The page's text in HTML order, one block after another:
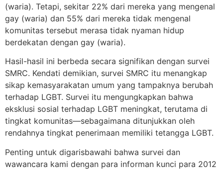
(waria). Tetapi, sekitar 22% dari mereka yang mengenal
gay (waria) dan 55% dari mereka tidak mengenal
komunitas tersebut merasa tidak nyaman hidup
berdekatan dengan gay (waria).
Hasil-hasil ini berbeda secara signifikan dengan survei
SMRC. Kendati demikian, survei SMRC itu menangkap
sikap kemasyarakatan umum yang tampaknya berubah
terhadap LGBT. Survei itu mengungkapkan bahwa
eksklusi sosial terhadap LGBT meningkat, terutama di
tingkat komunitas—sebagaimana ditunjukkan oleh
rendahnya tingkat penerimaan memiliki tetangga LGBT.
Penting untuk digarisbawahi bahwa survei dan
wawancara kami dengan para informan kunci para 2012